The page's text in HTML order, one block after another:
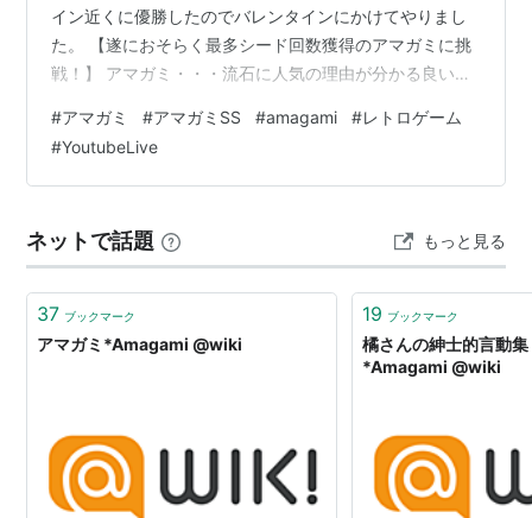
イン近くに優勝したのでバレンタインにかけてやりまし
た。 【遂におそらく最多シード回数獲得のアマガミに挑
戦！】 アマガミ・・・流石に人気の理由が分かる良いス
のがなんか寂しいもの。 ◆YouTube再生リスト
www.youtube.com ◆ストーリー 20/20 クリスマスにト
ラウマを持ってしまった主人公が奮闘してトラウマを乗
ぉー！ といった感じではじまるストーリー。 ※ネタ…
#アマガミ #アマガミSS #amagami #レトロゲーム
#YoutubeLive
ネットで話題 もっと見る
37 ブックマーク
アマガミ*Amagami @wiki
19 ブックマーク
橘さんの紳士的言動
*Amagami @wiki